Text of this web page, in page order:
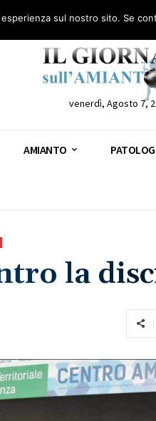
Consulenza legale gratuita: civile,
venerdì, Agosto 7,
AMIANTO
la
sul nostro sito. Se